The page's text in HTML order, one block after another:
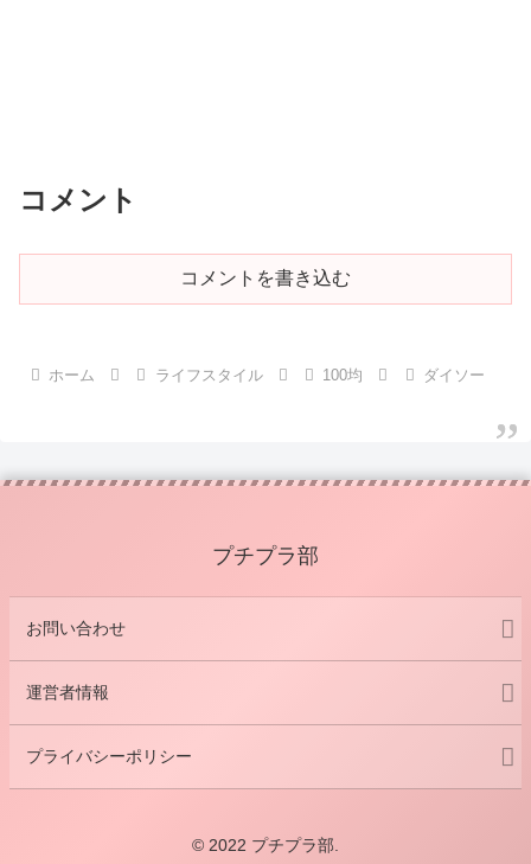
コメント
コメントを書き込む
ホーム ライフスタイル 100均 ダイソー
プチプラ部
お問い合わせ
運営者情報
プライバシーポリシー
© 2022 プチプラ部.